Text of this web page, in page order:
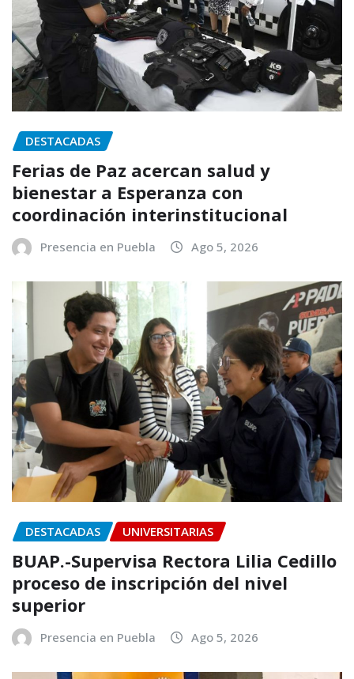
DESTACADAS
Ferias de Paz acercan salud y
bienestar a Esperanza con
coordinación interinstitucional
Presencia en Puebla Ago 5, 2026
DESTACADAS UNIVERSITARIAS
BUAP.-Supervisa Rectora Lilia Cedillo
proceso de inscripción del nivel
superior
Presencia en Puebla Ago 5, 2026